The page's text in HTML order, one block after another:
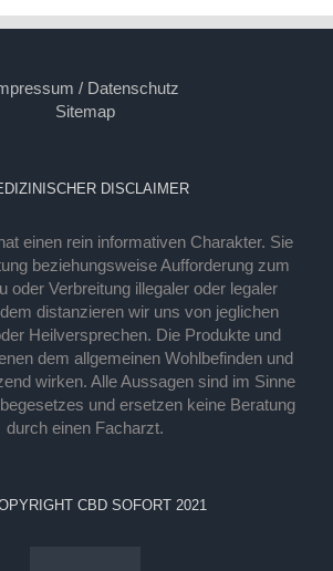
/ Datenschutz
Sitemap
DISCLAIMER
einen rein informativen Charakter. Sie
beziehungsweise Aufforderung zum
oder Verbreitung illegaler oder legaler
distanzieren wir uns von jeglichen
Heilversprechen. Die Produkte und
dem allgemeinen Wohlbefinden und
wirken. Alle Aussagen sind im Sinne
und ersetzen keine Beratung
durch einen Facharzt.
CBD SOFORT 2021